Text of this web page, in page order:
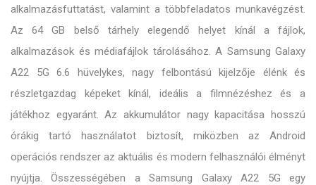
alkalmazásfuttatást, valamint a többfeladatos munkavégzést.
Az 64 GB belső tárhely elegendő helyet kínál a fájlok,
alkalmazások és médiafájlok tárolásához. A Samsung Galaxy
A22 5G 6.6 hüvelykes, nagy felbontású kijelzője élénk és
részletgazdag képeket kínál, ideális a filmnézéshez és a
játékhoz egyaránt. Az akkumulátor nagy kapacitása hosszú
órákig tartó használatot biztosít, miközben az Android
operációs rendszer az aktuális és modern felhasználói élményt
nyújtja. Összességében a Samsung Galaxy A22 5G egy